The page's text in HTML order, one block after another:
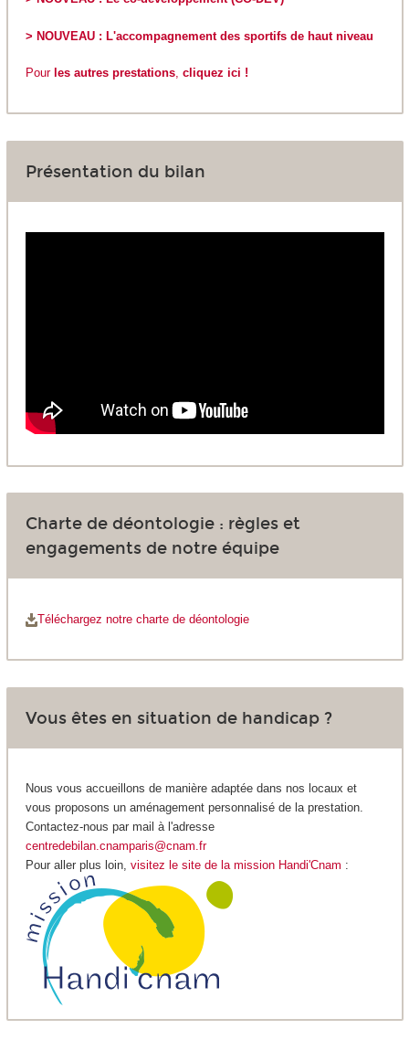
> NOUVEAU : L'accompagnement des sportifs de haut niveau
Pour les autres prestations, cliquez ici !
Présentation du bilan
Charte de déontologie : règles et
engagements de notre équipe
Téléchargez notre charte de déontologie
Vous êtes en situation de handicap ?
Nous vous accueillons de manière adaptée dans nos locaux et
vous proposons un aménagement personnalisé de la prestation.
Contactez-nous par mail à l'adresse
centredebilan.cnamparis@cnam.fr
Pour aller plus loin, visitez le site de la mission Handi'Cnam :